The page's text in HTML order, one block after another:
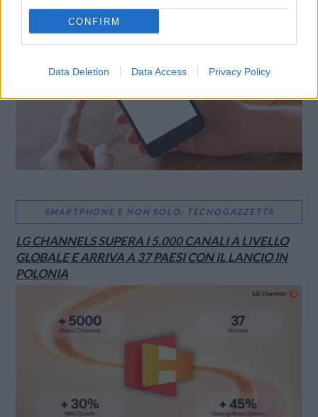
CONFIRM
Data Deletion Data Access Privacy Policy
SMARTPHONE E NON SOLO: TECNOGAZZETTA
LG CHANNELS SUPERA I 5.000 CANALI A LIVELLO
GLOBALE E ARRIVA A 37 PAESI CON IL LANCIO IN
POLONIA